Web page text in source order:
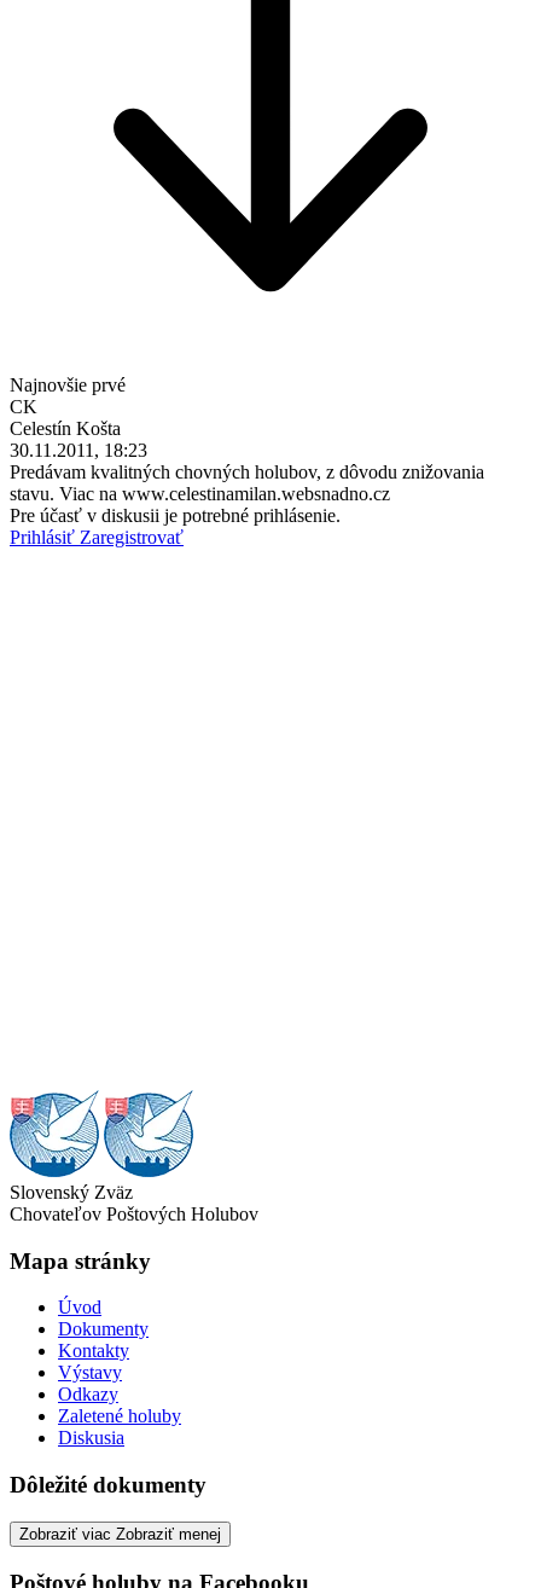
Najnovšie prvé
CK
Celestín Košta
30.11.2011, 18:23
Predávam kvalitných chovných holubov, z dôvodu znižovania
stavu. Viac na www.celestinamilan.websnadno.cz
Pre účasť v diskusii je potrebné prihlásenie.
Prihlásiť Zaregistrovať
Slovenský Zväz
Chovateľov Poštových Holubov
Mapa stránky
Úvod
Dokumenty
Kontakty
Výstavy
Odkazy
Zaletené holuby
Diskusia
Dôležité dokumenty
Zobraziť viac Zobraziť menej
Poštové holuby na Facebooku